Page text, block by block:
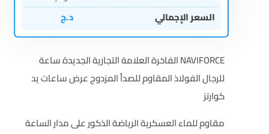
السعر الإجمالي
د.ج
NAVIFORCE الفاخرة العلامة التجارية الجديدة ساعة
للرجال الفولاذ المقاوم للصدأ المزدوج عرض ساعات يد
كوارتز
مقاوم للماء العسكرية الرياضة الذكور على مدار الساعة